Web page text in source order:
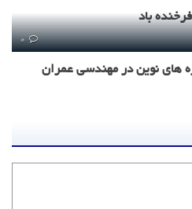
باد
0
های نوین در مهندسی عمران